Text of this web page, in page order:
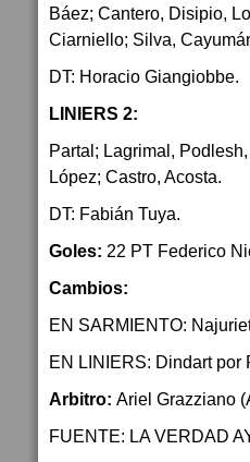
Báez; Cantero, Disipio,
Ciarniello; Silva,
DT: Horacio Giangiobbe.
LINIERS 2:
Partal; Lagrimal,
López; Castro, Acosta.
DT: Fabián Tuya.
Goles: 22 PT Federico
Cambios:
EN SARMIENTO:
EN LINIERS: Dindart por
Arbitro: Ariel Grazziano
FUENTE: LA VERDAD